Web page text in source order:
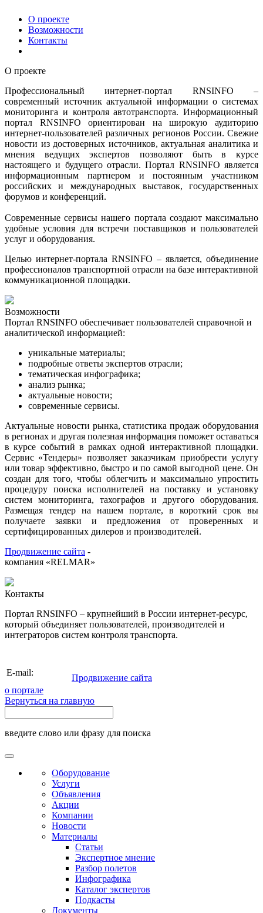
О проекте
Возможности
Контакты
О проекте
Профессиональный интернет-портал RNSINFO –
современный источник актуальной информации о системах
мониторинга и контроля автотранспорта. Информационный
портал RNSINFO ориентирован на широкую аудиторию
интернет-пользователей различных регионов России. Свежие
новости из достоверных источников, актуальная аналитика и
мнения ведущих экспертов позволяют быть в курсе
настоящего и будущего отрасли. Портал RNSINFO является
информационным партнером и постоянным участником
российских и международных выставок, государственных
форумов и конференций.
Современные сервисы нашего портала создают максимально
удобные условия для встречи поставщиков и пользователей
услуг и оборудования.
Целью интернет-портала RNSINFO – является, объединение
профессионалов транспортной отрасли на базе интерактивной
коммуникационной площадки.
Возможности
Портал RNSINFO обеспечивает пользователей справочной и
аналитической информацией:
уникальные материалы;
подробные ответы экспертов отрасли;
тематическая инфографика;
анализ рынка;
актуальные новости;
современные сервисы.
Актуальные новости рынка, статистика продаж оборудования
в регионах и другая полезная информация поможет оставаться
в курсе событий в рамках одной интерактивной площадки.
Сервис «Тендеры» позволяет заказчикам приобрести услугу
или товар эффективно, быстро и по самой выгодной цене. Он
создан для того, чтобы облегчить и максимально упростить
процедуру поиска исполнителей на поставку и установку
систем мониторинга, тахографов и другого оборудования.
Размещая тендер на нашем портале, в короткий срок вы
получаете заявки и предложения от проверенных и
сертифицированных дилеров и производителей.
Продвижение сайта -
компания «RELMAR»
Контакты
Портал RNSINFO – крупнейший в России интернет-ресурс,
который объединяет пользователей, производителей и
интеграторов систем контроля транспорта.
E-mail:
Продвижение сайта
о портале
Вернуться на главную
введите слово или фразу для поиска
Оборудование
Услуги
Объявления
Акции
Компании
Новости
Материалы
Статьи
Экспертное мнение
Разбор полетов
Инфографика
Каталог экспертов
Подкасты
Документы